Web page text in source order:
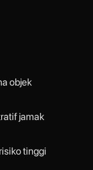
objek
jamak
tinggi